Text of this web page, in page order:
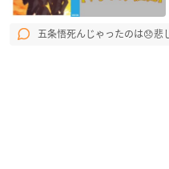
五条悟死んじゃったのは😞